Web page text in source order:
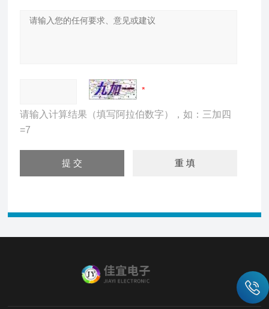
请输入计算结果（填写阿拉伯数字），如：三加四
=7